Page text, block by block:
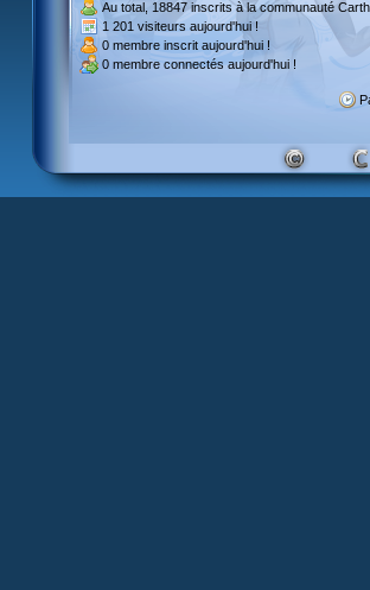
Au total, 18847 inscritsà la communauté
1 201 visiteurs aujourd'hui !
0 membre inscrit aujourd'hui !
0 membre connectés aujourd'hui !